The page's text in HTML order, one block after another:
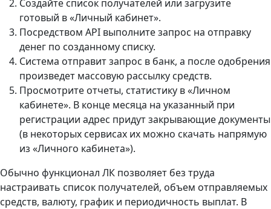
Создайте список получателей или загрузите
готовый в «Личный кабинет».
Посредством API выполните запрос на отправку
денег по созданному списку.
Система отправит запрос в банк, а после одобрения
произведет массовую рассылку средств.
Просмотрите отчеты, статистику в «Личном
кабинете». В конце месяца на указанный при
регистрации адрес придут закрывающие документы
(в некоторых сервисах их можно скачать напрямую
из «Личного кабинета»).
Обычно функционал ЛК позволяет без труда
настраивать список получателей, объем отправляемых
средств, валюту, график и периодичность выплат. В